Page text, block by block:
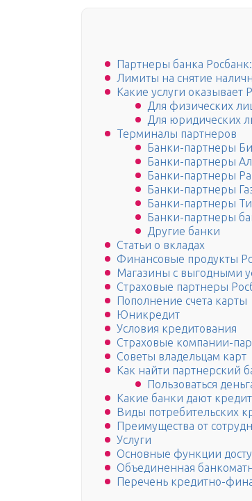
Партнеры банка
Лимиты на снятие
Какие услуги оказывает
Для физических
Для юридических
Терминалы партнеров
Банки-партнеры
Банки-партнеры
Банки-партнеры
Банки-партнеры
Банки-партнеры
Банки-партнеры
Другие банки
Статьи о вкладах
Финансовые продукты
Магазины с выгодными
Страховые партнеры
Пополнение счета карты
Юникредит
Условия кредитования
Страховые компании-
Советы владельцам карт
Как найти партнерский
Пользоваться
Какие банки дают
Виды потребительских
Преимущества от
Услуги
Основные функции
Объединенная
Перечень кредитно-